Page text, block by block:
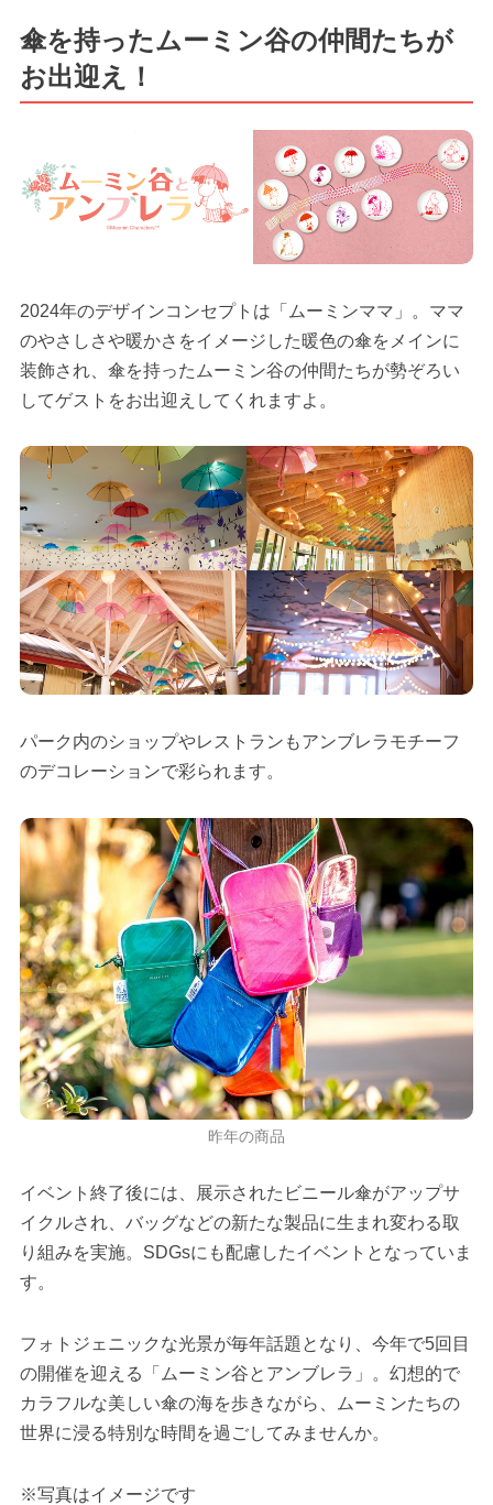
傘を持ったムーミン谷の仲間たちが
お出迎え！
2024年のデザインコンセプトは「ムーミンママ」。ママ
のやさしさや暖かさをイメージした暖色の傘をメインに
装飾され、傘を持ったムーミン谷の仲間たちが勢ぞろい
してゲストをお出迎えしてくれますよ。
パーク内のショップやレストランもアンブレラモチーフ
のデコレーションで彩られます。
昨年の商品
イベント終了後には、展示されたビニール傘がアップサ
イクルされ、バッグなどの新たな製品に生まれ変わる取
り組みを実施。SDGsにも配慮したイベントとなっていま
す。
フォトジェニックな光景が毎年話題となり、今年で5回目
の開催を迎える「ムーミン谷とアンブレラ」。幻想的で
カラフルな美しい傘の海を歩きながら、ムーミンたちの
世界に浸る特別な時間を過ごしてみませんか。
※写真はイメージです